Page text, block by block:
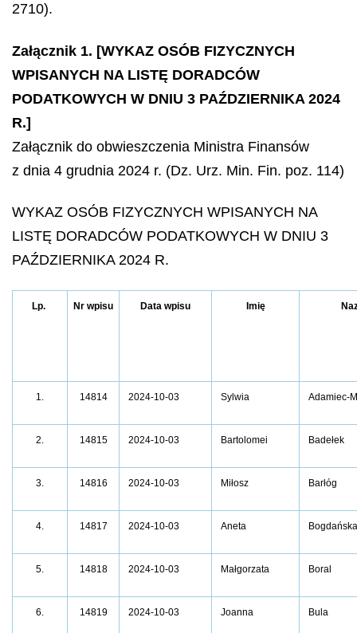
2710).
Załącznik 1. [WYKAZ OSÓB FIZYCZNYCH
WPISANYCH NA LISTĘ DORADCÓW
PODATKOWYCH W DNIU 3 PAŹDZIERNIKA 2024
R.]
Załącznik do obwieszczenia Ministra Finansów
z dnia 4 grudnia 2024 r. (Dz. Urz. Min. Fin. poz. 114)
WYKAZ OSÓB FIZYCZNYCH WPISANYCH NA
LISTĘ DORADCÓW PODATKOWYCH W DNIU 3
PAŹDZIERNIKA 2024 R.
Lp. Nr wpisu Data wpisu Imię
1. 14814 2024-10-03 Sylwia Adamiec-
2. 14815 2024-10-03 Bartolomei Badełek
3. 14816 2024-10-03 Miłosz Barłóg
4. 14817 2024-10-03 Aneta Bogdańska
5. 14818 2024-10-03 Małgorzata Boral
6. 14819 2024-10-03 Joanna Bula